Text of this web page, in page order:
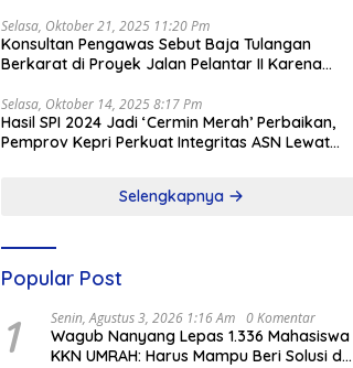
Selasa, Oktober 21, 2025 11:20 Pm
Konsultan Pengawas Sebut Baja Tulangan
Berkarat di Proyek Jalan Pelantar II Karena
Selasa, Oktober 14, 2025 8:17 Pm
Hasil SPI 2024 Jadi ‘Cermin Merah’ Perbaikan,
Pemprov Kepri Perkuat Integritas ASN Lewat
Selengkapnya
Popular Post
1 Senin, Agustus 3, 2026 1:16 Am 0 Komentar
Wagub Nanyang Lepas 1.336 Mahasiswa
KKN UMRAH: Harus Mampu Beri Solusi dan